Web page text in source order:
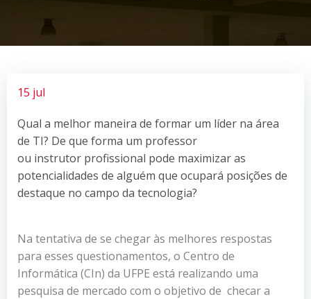
15 jul
Qual a melhor maneira de formar um líder na área
de TI? De que forma um professor
ou instrutor profissional pode maximizar as
potencialidades de alguém que ocupará posições de
destaque no campo da tecnologia?
Na tentativa de se chegar às melhores respostas
para esses questionamentos, o Centro de
Informática (CIn) da UFPE está realizando uma
pesquisa de mercado com o objetivo de checar a